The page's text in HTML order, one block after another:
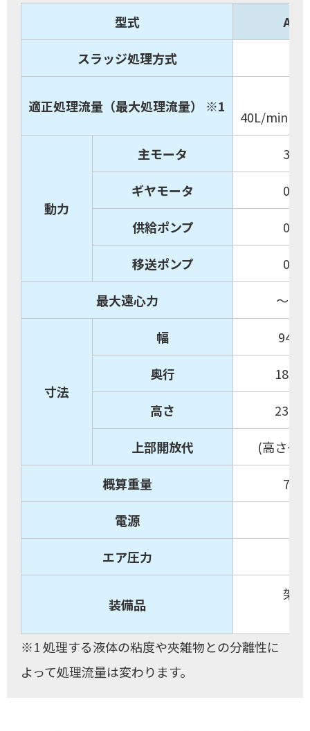
型式 AS-
スラッジ処理方式
適正処理流量（最大処理流量） ※1
40L/min（
動力
主モータ
ギヤモータ
供給ポンプ
移送ポンプ
最大遠心力 ～
寸法
幅
奥行
高さ
上部開放代 (高さ
概算重量
電源
エア圧力
装備品
架
※1 処理する液体の粘度や夾雑物との分離性に
よって処理流量は変わります。